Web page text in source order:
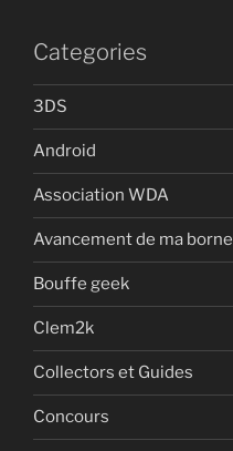
Categories
3DS
Android
Association WDA
Avancement de ma borne
Bouffe geek
Clem2k
Collectors et Guides
Concours